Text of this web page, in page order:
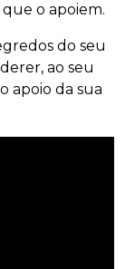
o apoiem.
do seu
ao seu
apoio da sua